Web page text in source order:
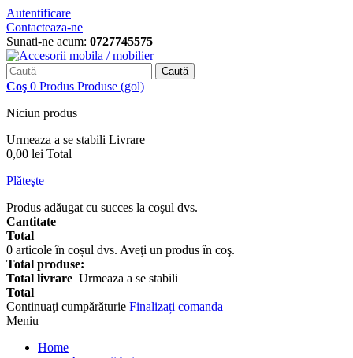
Autentificare
Contacteaza-ne
Sunati-ne acum: 0727745575
Caută
Coş 0 Produs Produse (gol)
Niciun produs
Urmeaza a se stabili Livrare
0,00 lei Total
Plăteşte
Produs adăugat cu succes la coşul dvs.
Cantitate
Total
0 articole în coșul dvs. Aveţi un produs în coş.
Total produse:
Total livrare Urmeaza a se stabili
Total
Continuaţi cumpărăturie Finalizați comanda
Meniu
Home